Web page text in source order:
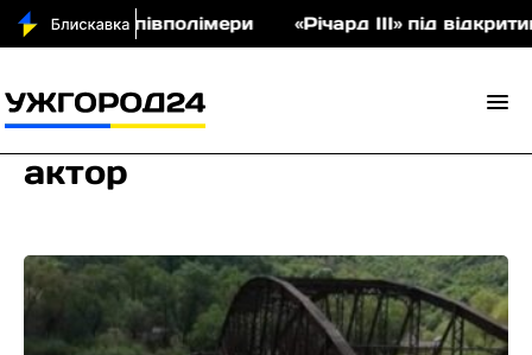
співполімери «Річард ІІІ» під
актор